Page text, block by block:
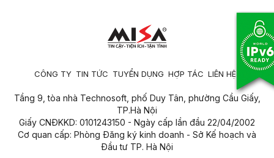
CÔNG TY TIN TỨC TUYỂN DỤNG HỢP TÁC LIÊN HỆ
Tầng 9, tòa nhà Technosoft, phố Duy Tân, phường Cầu Giấy,
TP.Hà Nội
Giấy CNĐKKD: 0101243150 - Ngày cấp lần đầu 22/04/2002
Cơ quan cấp: Phòng Đăng ký kinh doanh - Sở Kế hoạch và
Đầu tư TP. Hà Nội